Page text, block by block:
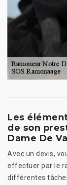
Les
de son
Dame De
Avec un devis,
effectuer par le
différentes